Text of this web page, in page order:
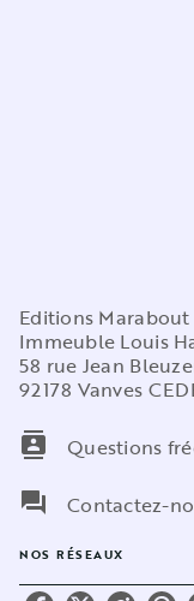
Editions Marabout
Immeuble Louis
58 rue Jean
92178 Vanves
contacts
Questions
question_answer
Contactez-
NOS RÉSEAUX